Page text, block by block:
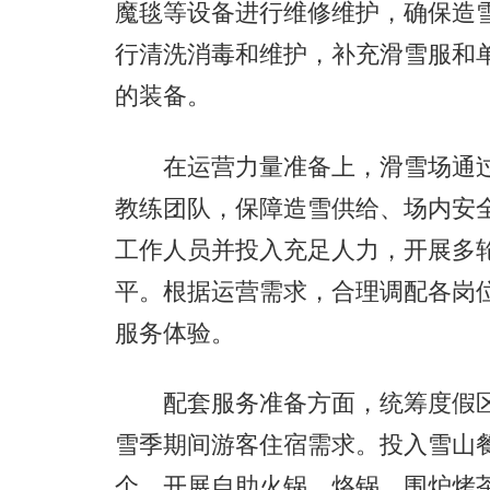
魔毯等设备进行维修维护，确保
行清洗消毒和维护，补充滑雪服和
的装备。
在运营力量准备上，滑雪场通
教练团队，保障造雪供给、场内安
工作人员并投入充足人力，开展多
平。根据运营需求，合理调配各岗
服务体验。
配套服务准备方面，统筹度假
雪季期间游客住宿需求。投入雪